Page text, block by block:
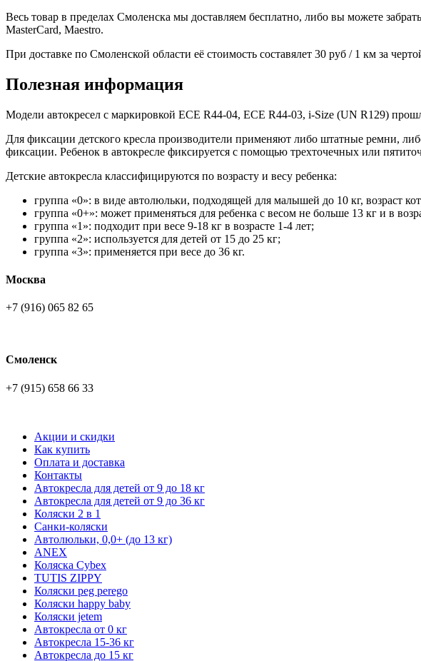
Весь товар в пределах Смоленска мы доставляем бесплатно, либо вы можете
MasterCard, Maestro.
При доставке по Смоленской области её стоимость составялет 30 руб / 1 км за
Полезная информация
Модели автокресел с маркировкой ECE R44-04, ECE R44-03, i-Size (UN R129)
Для фиксации детского кресла производители применяют либо штатные ремни,
фиксации. Ребенок в автокресле фиксируется с помощью трехточечных или
Детские автокресла классифицируются по возрасту и весу ребенка:
группа «0»: в виде автолюльки, подходящей для малышей до 10 кг, возраст
группа «0+»: может применяться для ребенка с весом не больше 13 кг и в
группа «1»: подходит при весе 9-18 кг в возрасте 1-4 лет;
группа «2»: используется для детей от 15 до 25 кг;
группа «3»: применяется при весе до 36 кг.
Москва
+7 (916) 065 82 65
Смоленск
+7 (915) 658 66 33
Акции и скидки
Как купить
Оплата и доставка
Контакты
Автокресла для детей от 9 до 18 кг
Автокресла для детей от 9 до 36 кг
Коляски 2 в 1
Санки-коляски
Автолюльки, 0,0+ (до 13 кг)
ANEX
Коляска Cybex
TUTIS ZIPPY
Коляски peg perego
Коляски happy baby
Коляски jetem
Автокресла от 0 кг
Автокресла 15-36 кг
Автокресла до 15 кг